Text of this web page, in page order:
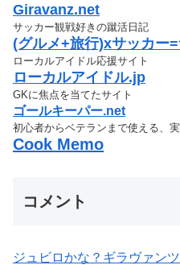
Giravanz.net
サッカー観戦好きの蹴活日記
(グルメ+旅行)xサッカー
ローカルアイドル応援サイト
ローカルアイドル.jp
GKに焦点を当てたサイト
ゴールキーパー.net
初心者からベテランまで使える、
Cook Memo
コメント
ジュビロかな？ギラヴァン